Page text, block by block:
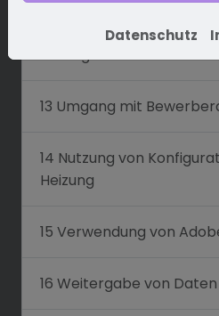
Verantwortlichen oder
verfolgt werden
13 Umgang mit
14 Nutzung von
Heizung
15 Verwendung von
16 Weitergabe von Daten
Datenschutz